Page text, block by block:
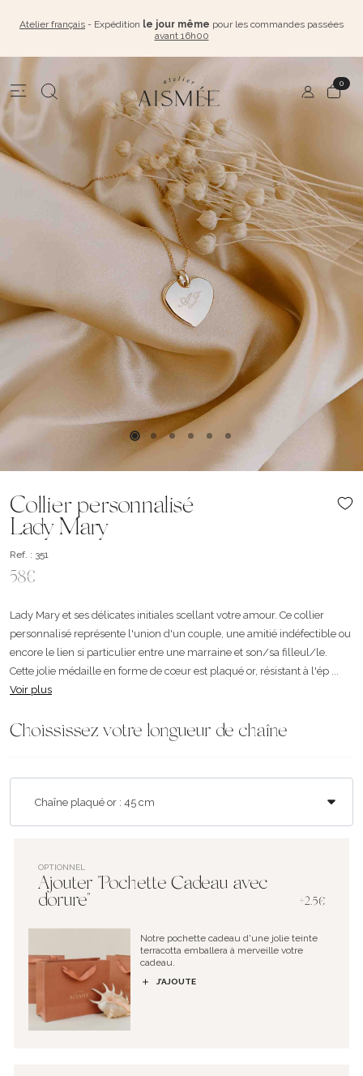
Atelier français - Expédition le jour même pour les commandes passées
avant 16h00
0
Collier personnalisé
Lady Mary
Ref. : 351
58€
Lady Mary et ses délicates initiales scellant votre amour. Ce collier
personnalisé représente l'union d'un couple, une amitié indéfectible ou
encore le lien si particulier entre une marraine et son/sa filleul/le.
Cette jolie médaille en forme de cœur est plaqué or, résistant à l'ép ...
Voir plus
Choississez votre longueur de chaîne
OPTIONNEL
Ajouter "Pochette Cadeau avec
dorure"
+2.5€
Notre pochette cadeau d'une jolie teinte
terracotta emballera à merveille votre
cadeau.
J’AJOUTE